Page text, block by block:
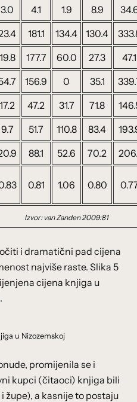
3.0 4.1 1.9 8.9
181.1 134.4 130.4
19.8 177.7 60.0 27.3
47.1
156.9 0 35.1
17.2 47.2 31.7 71.8
9.7 51.7 110.8 83.4
88.1 52.6 70.2
0.81 1.06 0.80
Izvor: van Zanden 2009:81
i dramatični pad cijena
najviše raste. Slika 5
cijena knjiga u
u Nizozemskoj
promijenila se i
kupci (čitaoci) knjiga bili
župe), a kasnije to postaju